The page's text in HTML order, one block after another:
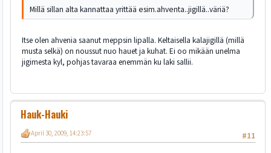
Millä sillan alta kannattaa yrittää esim.ahventa..jigillä..väriä?
Itse olen ahvenia saanut meppsin lipalla. Keltaisella kalajigillä (millä
musta selkä) on noussut nuo hauet ja kuhat. Ei oo mikään unelma
jigimesta kyl, pohjas tavaraa enemmän ku laki sallii.
Hauk-Hauki
#11
April 30, 2009, 14:23:57